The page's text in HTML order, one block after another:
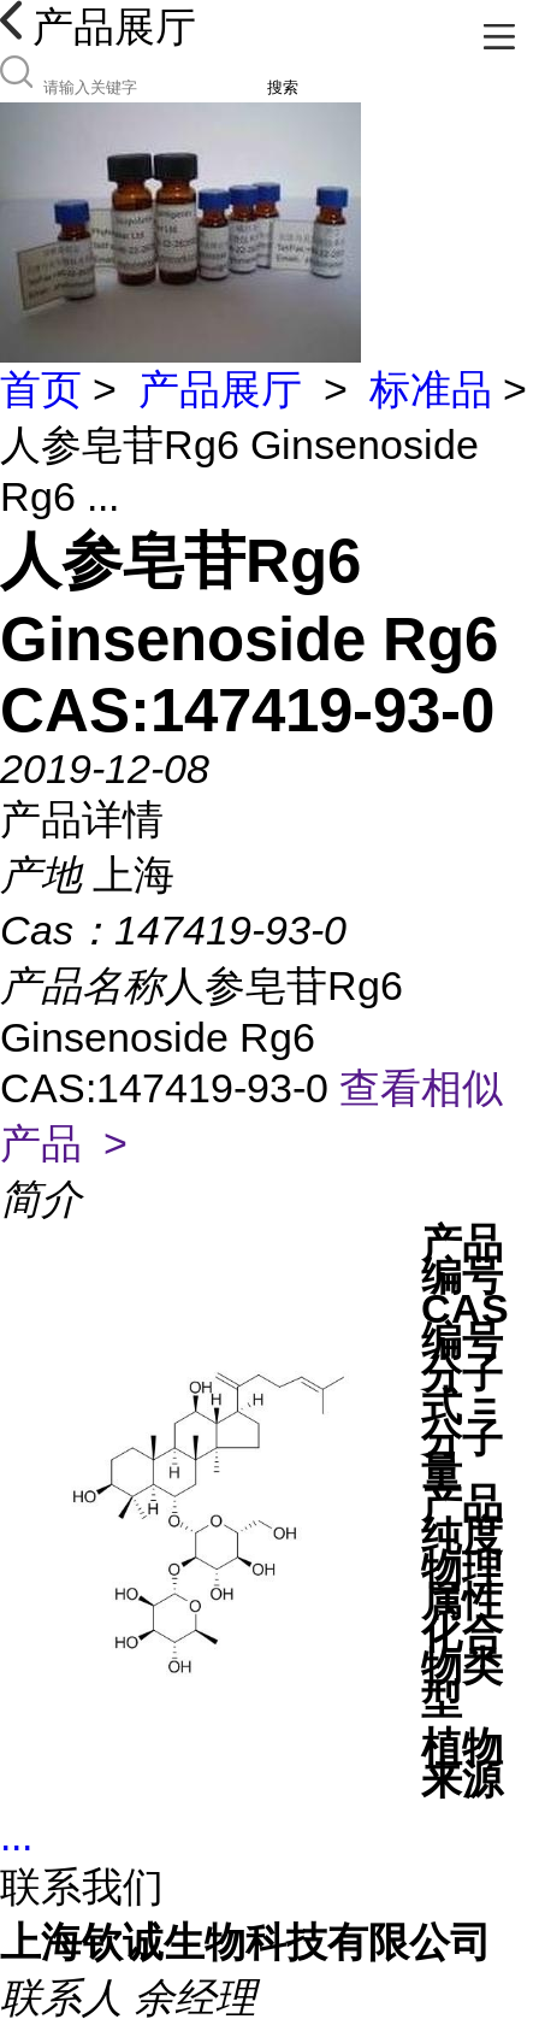
产品展厅
搜索
首页 > 产品展厅 > 标准品 >
人参皂苷Rg6 Ginsenoside
Rg6 ...
人参皂苷Rg6
Ginsenoside Rg6
CAS:147419-93-0
2019-12-08
产品详情
产地
上海
Cas： 147419-93-0
产品名称人参皂苷Rg6
Ginsenoside Rg6
CAS:147419-93-0 查看相似
产品 >
简介
产品
编号
CAS
编号
分子
式 =
分子
量
产品
纯度
物理
属性
化合
物类
型
植物
来源
...
联系我们
上海钦诚生物科技有限公司
联系人 余经理